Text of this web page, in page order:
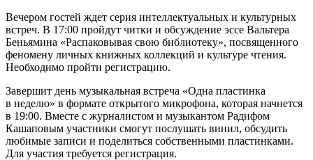
Вечером гостей ждет серия интеллектуальных и культурных
встреч. В 17:00 пройдут читки и обсуждение эссе Вальтера
Беньямина «Распаковывая свою библиотеку», посвященного
феномену личных книжных коллекций и культуре чтения.
Необходимо пройти регистрацию.
Завершит день музыкальная встреча «Одна пластинка
в неделю» в формате открытого микрофона, которая начнется
в 19:00. Вместе с журналистом и музыкантом Радифом
Кашаповым участники смогут послушать винил, обсудить
любимые записи и поделиться собственными пластинками.
Для участия требуется регистрация.